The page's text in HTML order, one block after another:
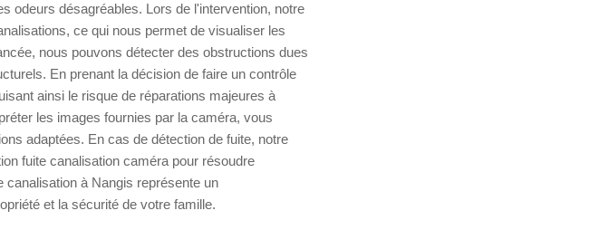
odeurs désagréables. Lors de l'intervention, notre
ce qui nous permet de visualiser les
nous pouvons détecter des obstructions dues
En prenant la décision de faire un contrôle
ainsi le risque de réparations majeures à
les images fournies par la caméra, vous
adaptées. En cas de détection de fuite, notre
fuite canalisation caméra pour résoudre
canalisation à Nangis représente un
et la sécurité de votre famille.